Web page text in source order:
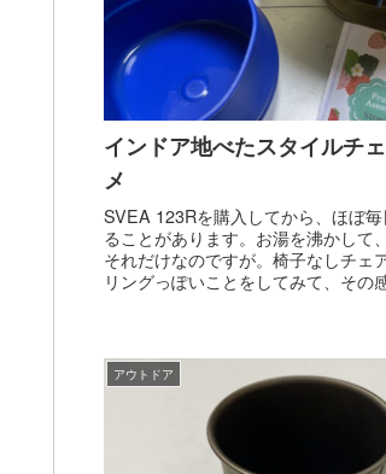
インドア地べたスタイルチ
メ
SVEA 123Rを購入してから、ほぼ
ることがあります。お湯を沸かして
それだけなのですが。椅子なしチェ
リングっぽいことをしてみて、その
アウトドア